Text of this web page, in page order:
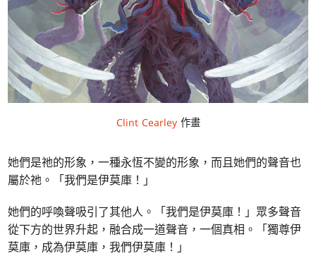
Clint Cearley作畫
她們是祂的形象，一種永恆不變的形象，而且她們的聲音也
屬於祂。「我們是伊莫庫！」
她們的呼喚聲吸引了其他人。「我們是伊莫庫！」眾多聲音
從下方的世界升起，融合成一道聲音，一個真相。「獨尊伊
莫庫，成為伊莫庫，我們伊莫庫！」